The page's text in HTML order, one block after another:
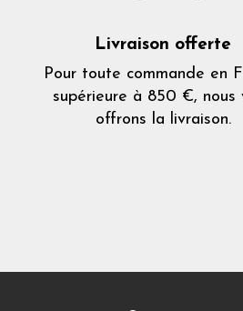
Livraison offerte
Pour toute commande en
supérieure à 850 €, nous
offrons la livraison.